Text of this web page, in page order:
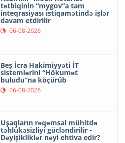
tətbiqinin “mygov”a tam
inteqrasiyası istiqamətində işlər
davam etdirilir
06-08-2026
Beş İcra Hakimiyyəti İT
sistemlərini “Hökumət
buludu”na köçürüb
06-08-2026
Uşaqların rəqəmsal mühitdə
təhlükəsizliyi gücləndirilir -
Dəyişikliklər nəyi ehtiva edir?